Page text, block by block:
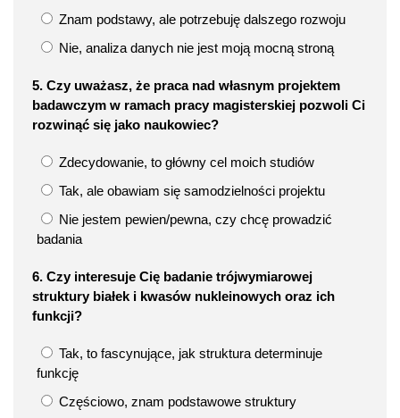
Znam podstawy, ale potrzebuję dalszego rozwoju
Nie, analiza danych nie jest moją mocną stroną
5. Czy uważasz, że praca nad własnym projektem
badawczym w ramach pracy magisterskiej pozwoli Ci
rozwinąć się jako naukowiec?
Zdecydowanie, to główny cel moich studiów
Tak, ale obawiam się samodzielności projektu
Nie jestem pewien/pewna, czy chcę prowadzić
badania
6. Czy interesuje Cię badanie trójwymiarowej
struktury białek i kwasów nukleinowych oraz ich
funkcji?
Tak, to fascynujące, jak struktura determinuje
funkcję
Częściowo, znam podstawowe struktury